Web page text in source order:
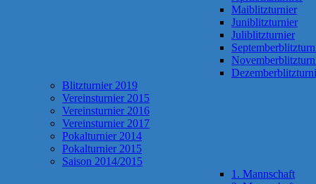
Maiblitzturnier
Juniblitzturnier
Juliblitzturnier
Blitzturnier 2019
Vereinsturnier 2015
Vereinsturnier 2016
Vereinsturnier 2017
Pokalturnier 2014
Pokalturnier 2015
Saison 2014/2015
1. Mannschaft